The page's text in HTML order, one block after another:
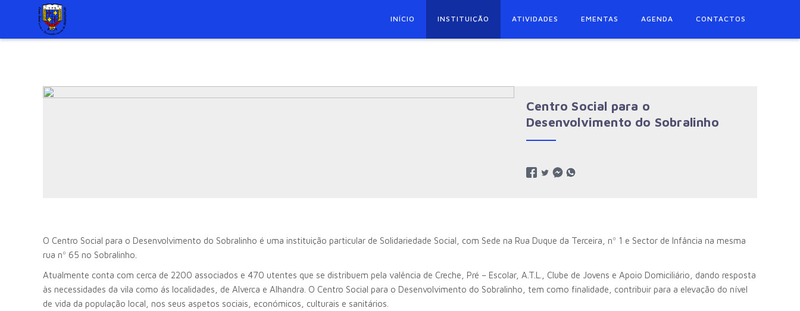
INÍCIO INSTITUIÇÃO ATIVIDADES EMENTAS AGENDA CONTACTOS
Centro Social para o
Desenvolvimento do Sobralinho
O Centro Social para o Desenvolvimento do Sobralinho é uma instituição particular de Solidariedade Social, com Sede na Rua Duque da Terceira, nº 1 e Sector de Infância na mesma
rua nº 65 no Sobralinho.
Atualmente conta com cerca de 2200 associados e 470 utentes que se distribuem pela valência de Creche, Pré – Escolar, A.T.L., Clube de Jovens e Apoio Domiciliário, dando resposta
às necessidades da vila como ás localidades, de Alverca e Alhandra. O Centro Social para o Desenvolvimento do Sobralinho, tem como finalidade, contribuir para a elevação do nível
de vida da população local, nos seus aspetos sociais, económicos, culturais e sanitários.